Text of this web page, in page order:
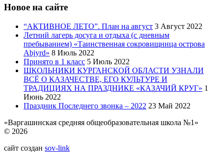
Новое на сайте
“АКТИВНОЕ ЛЕТО”. План на август 3 Август 2022
Летний лагерь досуга и отдыха (с дневным
пребыванием) «Таинственная сокровищница острова
Abjyrd» 8 Июль 2022
Принято в 1 класс 5 Июль 2022
ШКОЛЬНИКИ КУРГАНСКОЙ ОБЛАСТИ УЗНАЛИ
ВСЁ О КАЗАЧЕСТВЕ, ЕГО КУЛЬТУРЕ И
ТРАДИЦИЯХ НА ПРАЗДНИКЕ «КАЗАЧИЙ КРУГ» 1
Июнь 2022
Праздник Последнего звонка – 2022 23 Май 2022
«Варгашинская средняя общеобразовательная школа №1»
© 2026
сайт создан sov-link